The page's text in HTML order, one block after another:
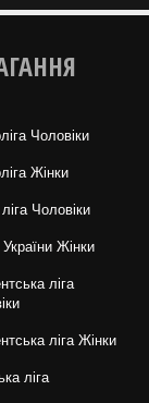
Чоловіки
Жінки
Чоловіки
України Жінки
ліга
ліга Жінки
ліга